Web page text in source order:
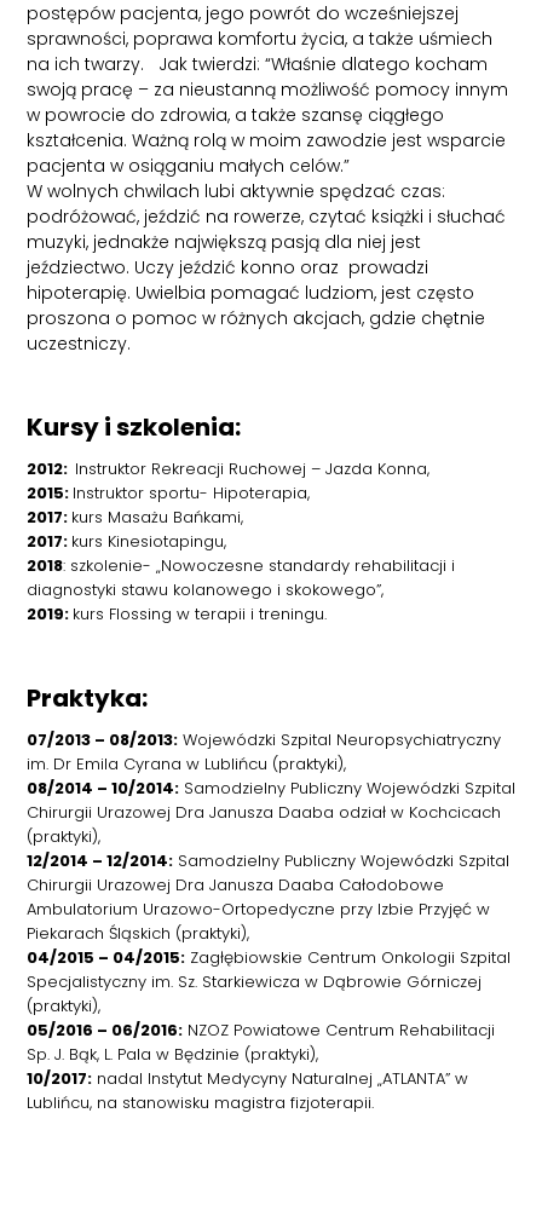
postępów pacjenta, jego powrót do wcześniejszej
sprawności, poprawa komfortu życia, a także uśmiech
na ich twarzy. Jak twierdzi: “Właśnie dlatego kocham
swoją pracę – za nieustanną możliwość pomocy innym
w powrocie do zdrowia, a także szansę ciągłego
kształcenia. Ważną rolą w moim zawodzie jest wsparcie
pacjenta w osiąganiu małych celów.”
W wolnych chwilach lubi aktywnie spędzać czas:
podróżować, jeździć na rowerze, czytać książki i słuchać
muzyki, jednakże największą pasją dla niej jest
jeździectwo. Uczy jeździć konno oraz prowadzi
hipoterapię. Uwielbia pomagać ludziom, jest często
proszona o pomoc w różnych akcjach, gdzie chętnie
uczestniczy.
Kursy i szkolenia:
2012: Instruktor Rekreacji Ruchowej – Jazda Konna,
2015: Instruktor sportu- Hipoterapia,
2017: kurs Masażu Bańkami,
2017: kurs Kinesiotapingu,
2018: szkolenie- „Nowoczesne standardy rehabilitacji i
diagnostyki stawu kolanowego i skokowego”,
2019: kurs Flossing w terapii i treningu.
Praktyka:
07/2013 – 08/2013:Wojewódzki Szpital Neuropsychiatryczny
im. Dr Emila Cyrana w Lublińcu (praktyki),
08/2014 – 10/2014:Samodzielny Publiczny Wojewódzki Szpital
Chirurgii Urazowej Dra Janusza Daaba odział w Kochcicach
(praktyki),
12/2014 – 12/2014:Samodzielny Publiczny Wojewódzki Szpital
Chirurgii Urazowej Dra Janusza Daaba Całodobowe
Ambulatorium Urazowo-Ortopedyczne przy Izbie Przyjęć w
Piekarach Śląskich (praktyki),
04/2015 – 04/2015:Zagłębiowskie Centrum Onkologii Szpital
Specjalistyczny im. Sz. Starkiewicza w Dąbrowie Górniczej
(praktyki),
05/2016 – 06/2016:NZOZ Powiatowe Centrum Rehabilitacji
Sp. J. Bąk, L. Pala w Będzinie (praktyki),
10/2017:nadal Instytut Medycyny Naturalnej „ATLANTA” w
Lublińcu, na stanowisku magistra fizjoterapii.